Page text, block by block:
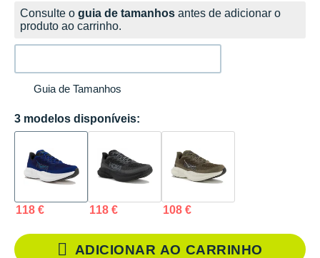
Consulte o guia de tamanhos antes de adicionar o
produto ao carrinho.
Guia de Tamanhos
3 modelos disponíveis:
118 € 118 € 108 €
ADICIONAR AO CARRINHO